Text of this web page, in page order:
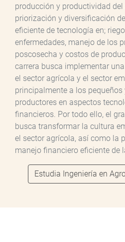
producción y productividad del
priorización y diversificación
eficiente de tecnología en;
enfermedades, manejo de los
poscosecha y costos de
carrera busca implementar
el sector agrícola y el sector
principalmente a los
productores en aspectos
financieros. Por todo ello, el
busca transformar la cultura
el sector agrícola, así como la
manejo financiero eficiente de
Estudia Ingeniería en